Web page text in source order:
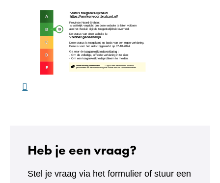
Heb je een vraag?
Stel je vraag via het formulier of stuur een